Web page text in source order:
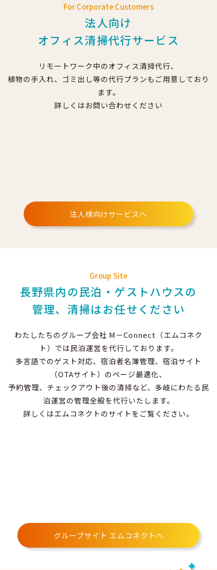
For Corporate Customers
法人向け
オフィス清掃代行サービス
リモートワーク中のオフィス清掃代行、
植物の手入れ、ゴミ出し等の代行プランもご用意しており
ます。
詳しくはお問い合わせください
法人様向けサービスへ
Group Site
長野県内の民泊・ゲストハウスの
管理、清掃はお任せください
わたしたちのグループ会社 M－Connect（エムコネク
ト）では民泊運営を代行しております。
多言語でのゲスト対応、宿泊者名簿管理、宿泊サイト
（OTAサイト）のページ最適化、
予約管理、チェックアウト後の清掃など、多岐にわたる民
泊運営の管理全般を代行いたします。
詳しくはエムコネクトのサイトをご覧ください。
グループサイト エムコネクトへ